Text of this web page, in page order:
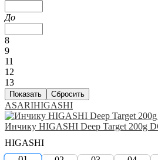
До
8
9
11
12
13
ASARIHIGASHI
Инчику HIGASHI Deep Target 200g
HIGASHI